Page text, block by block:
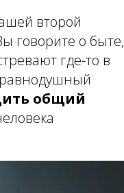
второй
говорите о быте,
где-то в
общий